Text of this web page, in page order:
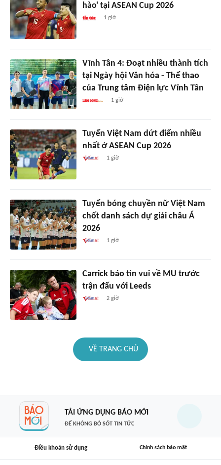
hào' tại ASEAN Cup 2026
1 giờ
Vĩnh Tân 4: Đoạt nhiều thành tích
tại Ngày hội Văn hóa - Thể thao
của Trung tâm Điện lực Vĩnh Tân
1 giờ
Tuyển Việt Nam dứt điểm nhiều
nhất ở ASEAN Cup 2026
1 giờ
Tuyển bóng chuyền nữ Việt Nam
chốt danh sách dự giải châu Á
2026
1 giờ
Carrick báo tin vui về MU trước
trận đấu với Leeds
2 giờ
VỀ TRANG CHỦ
TẢI ỨNG DỤNG BÁO MỚI
ĐỂ KHÔNG BỎ SÓT TIN TỨC
Điều khoản sử dụng Chính sách bảo mật